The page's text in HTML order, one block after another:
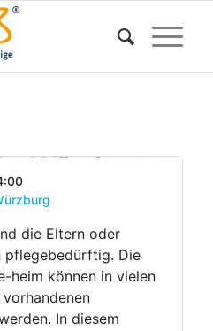
die Eltern oder
pflegebedürftig. Die
heim können in vielen
In diesem